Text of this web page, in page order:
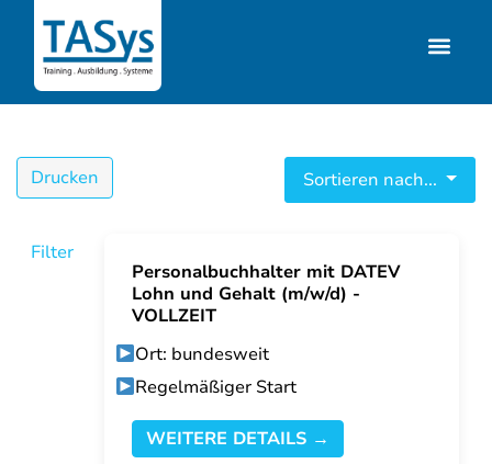
Drucken Sortieren nach...
Filter
Personalbuchhalter mit DATEV
Lohn und Gehalt (m/w/d) -
VOLLZEIT
Ort: bundesweit
Regelmäßiger Start
WEITERE DETAILS →